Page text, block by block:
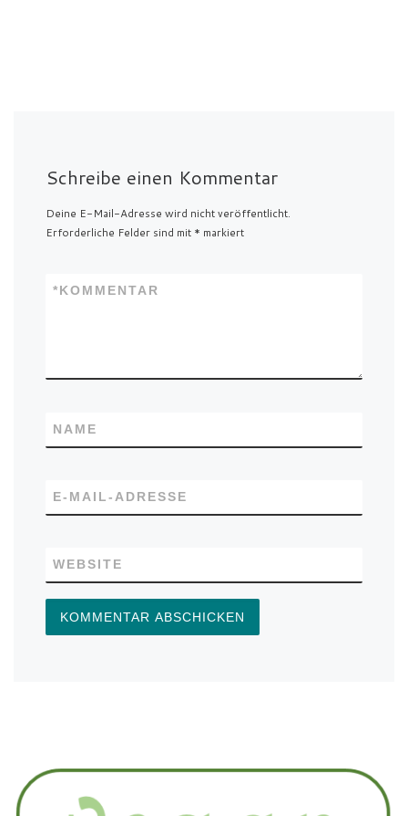
Schreibe einen Kommentar
Deine E-Mail-Adresse wird nicht veröffentlicht.
Erforderliche Felder sind mit * markiert
KOMMENTAR
*
NAME
E-MAIL-ADRESSE
WEBSITE